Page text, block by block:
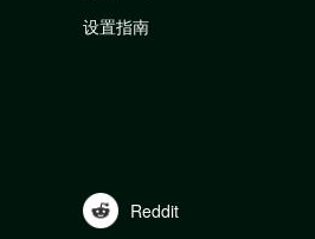
设置指南
Reddit